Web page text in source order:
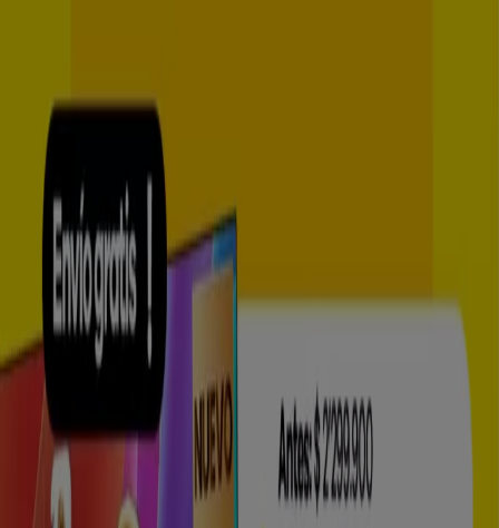
Estás aquí:
Sabaneta
DestacadosSupermercados
ZapatosAlmacenesHogar y Muebles
Electrónica Farmacias, Droguerías y Ópticas
Belleza Restaurantes Juguetes y BebésDeporteCarros,
Motos y Repuestos
Cine
Bancos y Seguros
Publicidad
Top catálogos en Sabaneta